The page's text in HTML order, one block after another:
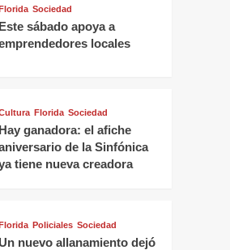
Florida Sociedad
Este sábado apoya a
locales
Florida Sociedad
Hay ganadora: el afiche
de la Sinfónica
tiene nueva creadora
Policiales Sociedad
Un nuevo allanamiento dejó